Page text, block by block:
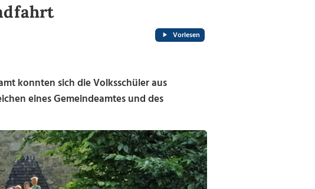
Vorlesen
konnten sich die Volksschüler aus
eines Gemeindeamtes und des